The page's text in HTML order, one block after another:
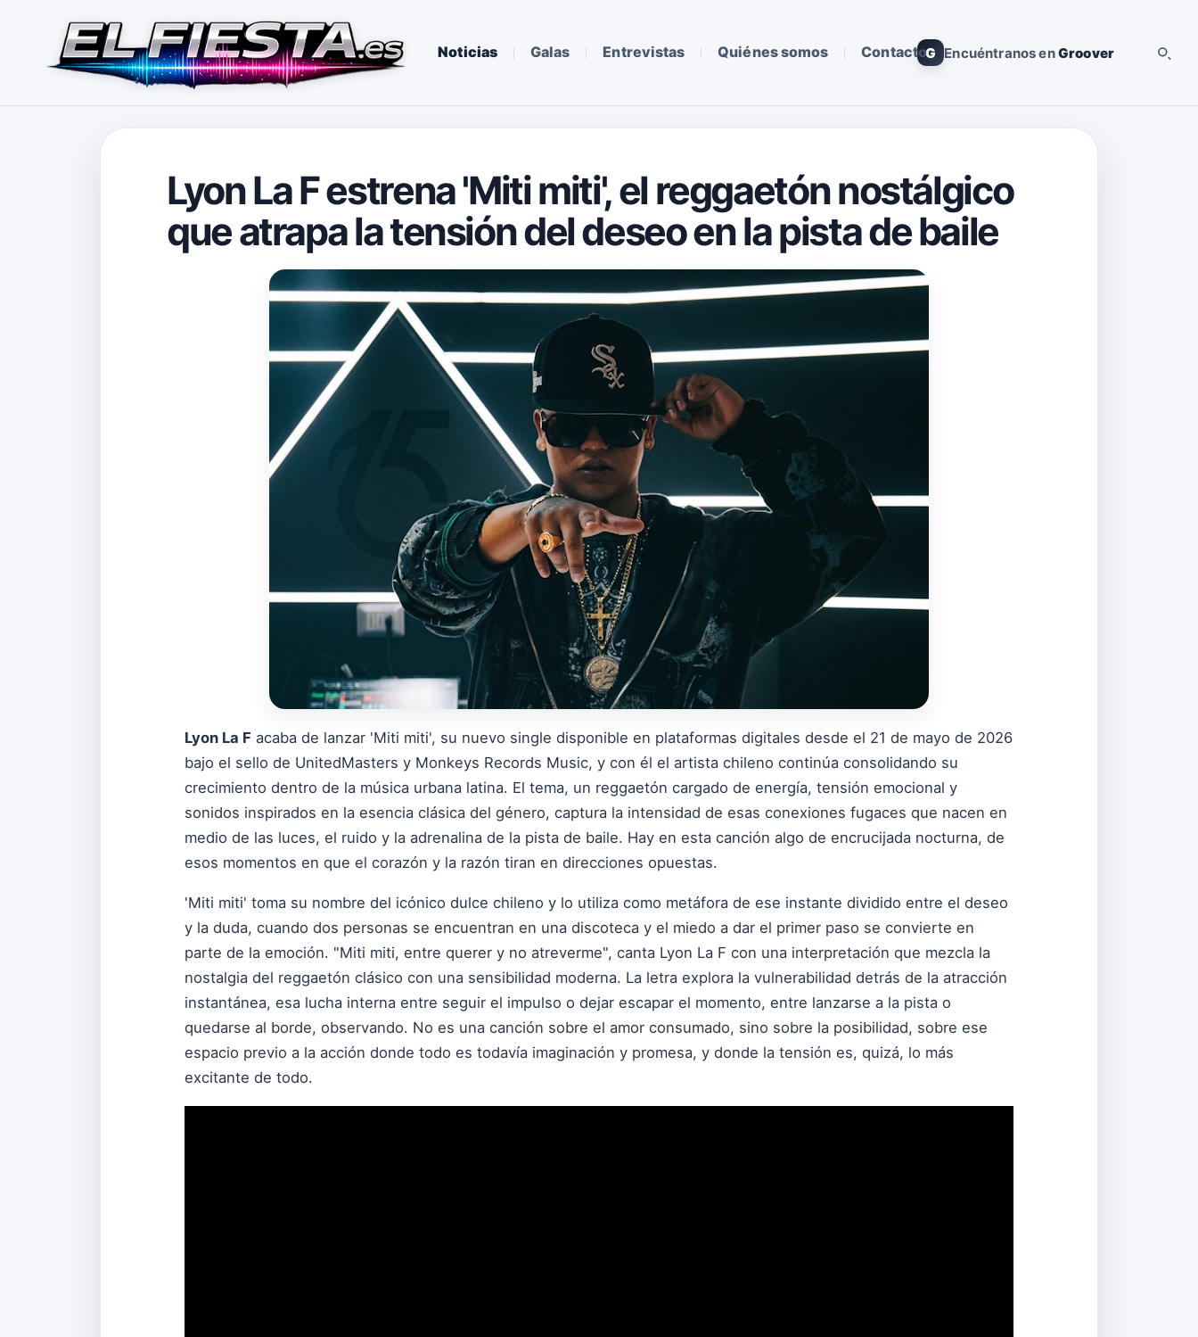
Noticias Galas Entrevistas Quiénes somos ContactoG Encuéntranos enGroover
Lyon La F estrena 'Miti miti', el reggaetón nostálgico
que atrapa la tensión del deseo en la pista de baile
Lyon La F acaba de lanzar 'Miti miti', su nuevo single disponible en plataformas digitales desde el 21 de mayo de 2026
bajo el sello de UnitedMasters y Monkeys Records Music, y con él el artista chileno continúa consolidando su
crecimiento dentro de la música urbana latina. El tema, un reggaetón cargado de energía, tensión emocional y
sonidos inspirados en la esencia clásica del género, captura la intensidad de esas conexiones fugaces que nacen en
medio de las luces, el ruido y la adrenalina de la pista de baile. Hay en esta canción algo de encrucijada nocturna, de
esos momentos en que el corazón y la razón tiran en direcciones opuestas.
'Miti miti' toma su nombre del icónico dulce chileno y lo utiliza como metáfora de ese instante dividido entre el deseo
y la duda, cuando dos personas se encuentran en una discoteca y el miedo a dar el primer paso se convierte en
parte de la emoción. "Miti miti, entre querer y no atreverme", canta Lyon La F con una interpretación que mezcla la
nostalgia del reggaetón clásico con una sensibilidad moderna. La letra explora la vulnerabilidad detrás de la atracción
instantánea, esa lucha interna entre seguir el impulso o dejar escapar el momento, entre lanzarse a la pista o
quedarse al borde, observando. No es una canción sobre el amor consumado, sino sobre la posibilidad, sobre ese
espacio previo a la acción donde todo es todavía imaginación y promesa, y donde la tensión es, quizá, lo más
excitante de todo.